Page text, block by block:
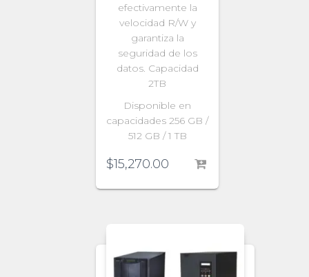
efectivamente la
velocidad R/W y
garantiza la
seguridad de los
datos. Capacidad
2TB
Disponible en
capacidades 256 GB /
512 GB / 1 TB
$15,270.00